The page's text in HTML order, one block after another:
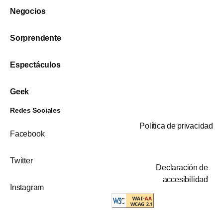
Negocios
Sorprendente
Espectáculos
Geek
Redes Sociales
Facebook
Twitter
Instagram
Política de privacidad
Declaración de
accesibilidad